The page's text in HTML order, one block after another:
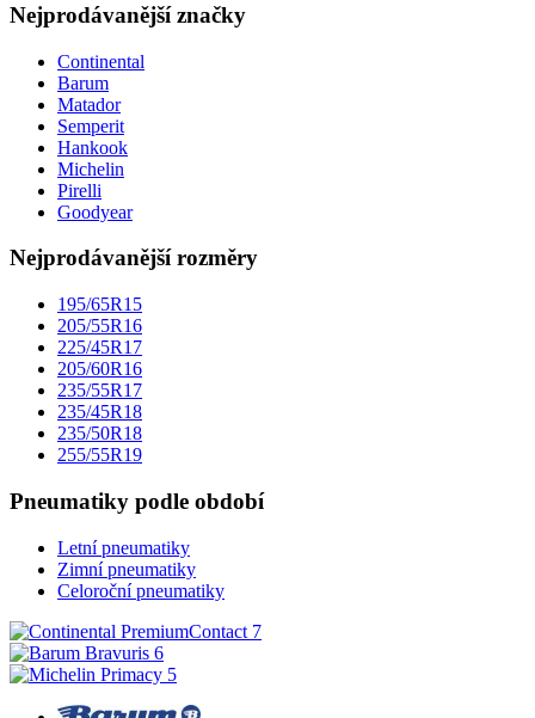
Nejprodávanější značky
Continental
Barum
Matador
Semperit
Hankook
Michelin
Pirelli
Goodyear
Nejprodávanější rozměry
195/65R15
205/55R16
225/45R17
205/60R16
235/55R17
235/45R18
235/50R18
255/55R19
Pneumatiky podle období
Letní pneumatiky
Zimní pneumatiky
Celoroční pneumatiky